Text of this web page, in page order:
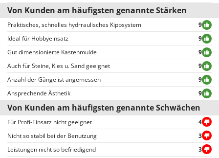
nachdem Sie sich angemeldet haben).
Alle Bewertungen, sowohl positive als auch negative, werden ohne
Ausschluss oder Zensur veröffentlicht, mit Ausnahme von
unangemessenen Texten und Inhalten oder der Verletzung der
Privatsphäre von Personen.
Alle Bewertungen, sowohl die positiven als auch die negativen, können vom
Benutzer leicht eingesehen werden, auch dank der Filter, die eine
vereinfachte Auswahl ermöglichen, einschließlich der Auswahl von
positiven oder negativen Bewertungen.
Von Kunden am häufigsten genannte Stärken
Praktisches, schnelles hydrraulisches Kippsystem
9
Ideal für Hobbyeinsatz
9
Gut dimensionierte Kastenmulde
9
Auch für Steine, Kies u. Sand geeignet
9
Anzahl der Gänge ist angemessen
9
Ansprechende Ästhetik
9
Von Kunden am häufigsten genannte Schwächen
Für Profi-Einsatz nicht geeignet
4
Nicht so stabil bei der Benutzung
3
Leistungen nicht so befriedigend
3